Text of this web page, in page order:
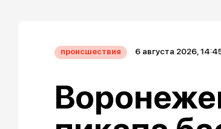
происшествия 6 августа 2026,